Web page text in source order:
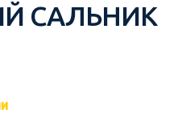
САЛЬНИК